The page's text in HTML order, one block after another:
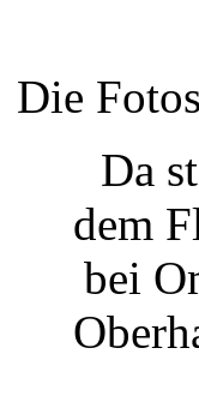
Die
Da
dem
bei